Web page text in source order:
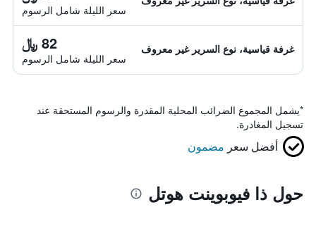
سعر الليلة شامل الرسوم
غرفة قياسية، نوع السرير غير معروف 82 ﷼
سعر الليلة شامل الرسوم
*يشمل المجموع الضرائب المحلية المقدرة والرسوم المستحقة عند
تسجيل المغادرة.
أفضل سعر مضمون
حول ذا فيوبوينت هوتل